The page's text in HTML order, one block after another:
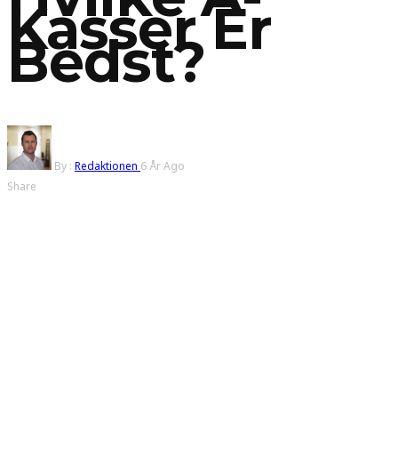
Kasser Er
Bedst?
By : Redaktionen 6 År Ago
Share